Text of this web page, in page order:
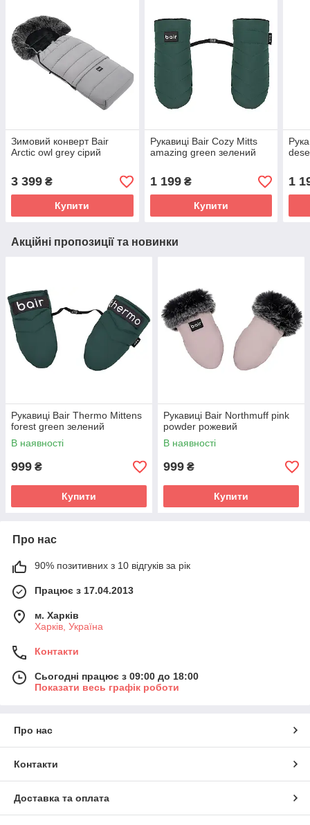
Зимовий конверт Bair
Arctic owl grey сірий
3 399 ₴
Купити
Рукавиці Bair Cozy Mitts
amazing green зелений
1 199₴
Купити
1
Акційні пропозиції та новинки
Рукавиці Bair Thermo Mittens
forest green зелений
В наявності
999 ₴
Купити
Рукавиці Bair Northmuff pink
powder рожевий
В наявності
999 ₴
Купити
Про нас
90% позитивних з 10 відгуків за рік
Працює з 17.04.2013
м. Харків
Харків, Україна
Контакти
Сьогодні працює з 09:00 до 18:00
Показати весь графік роботи
Про нас
Контакти
Доставка та оплата